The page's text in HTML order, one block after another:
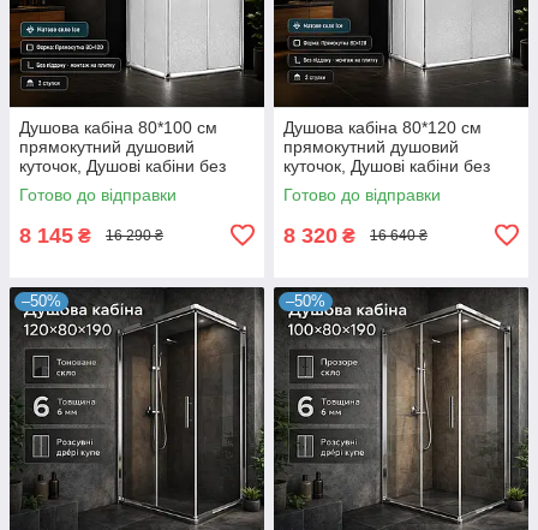
Душова кабіна 80*100 см
прямокутний душовий
куточок, Душові кабіни без
піддона 1000х800 мм
Готово до відправки
8 145 ₴ 16 290 ₴
Душова кабіна 80*120 см
прямокутний душовий
куточок, Душові кабіни без
піддона 1200х800 мм
Готово до відправки
8 320 ₴ 16 640 ₴
–50% –50%